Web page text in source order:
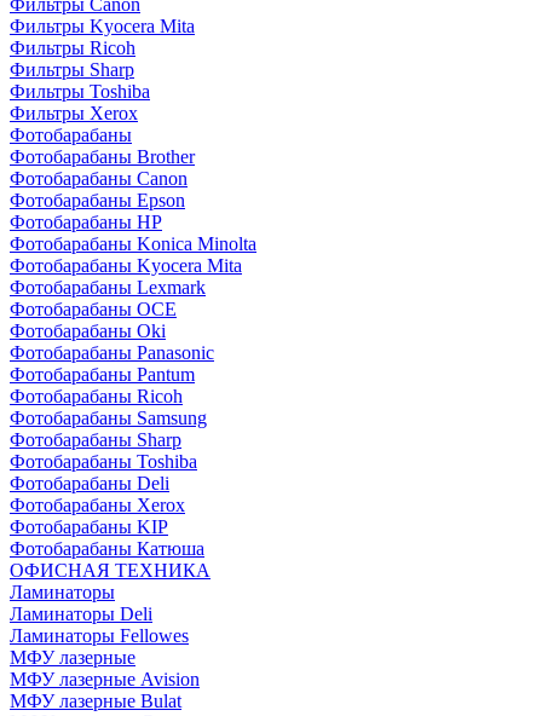
Фильтры Canon
Фильтры Kyocera Mita
Фильтры Ricoh
Фильтры Sharp
Фильтры Toshiba
Фильтры Xerox
Фотобарабаны
Фотобарабаны Brother
Фотобарабаны Canon
Фотобарабаны Epson
Фотобарабаны HP
Фотобарабаны Konica Minolta
Фотобарабаны Kyocera Mita
Фотобарабаны Lexmark
Фотобарабаны OCE
Фотобарабаны Oki
Фотобарабаны Panasonic
Фотобарабаны Pantum
Фотобарабаны Ricoh
Фотобарабаны Samsung
Фотобарабаны Sharp
Фотобарабаны Toshiba
Фотобарабаны Deli
Фотобарабаны Xerox
Фотобарабаны KIP
Фотобарабаны Катюша
ОФИСНАЯ ТЕХНИКА
Ламинаторы
Ламинаторы Deli
Ламинаторы Fellowes
МФУ лазерные
МФУ лазерные Avision
МФУ лазерные Bulat